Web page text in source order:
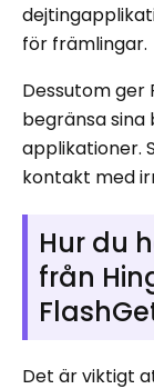
för främlingar.
Dessutom
begränsa sina
applikationer.
kontakt med
Hur du
från
Det är viktigt